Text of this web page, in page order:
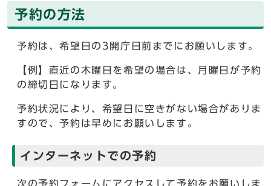
予約の方法
予約は、希望日の3開庁日前までにお願いします。
【例】直近の木曜日を希望の場合は、月曜日が予約
の締切日になります。
予約状況により、希望日に空きがない場合がありま
すので、予約は早めにお願いします。
インターネットでの予約
次の予約フォームにアクセスして予約をお願いしま